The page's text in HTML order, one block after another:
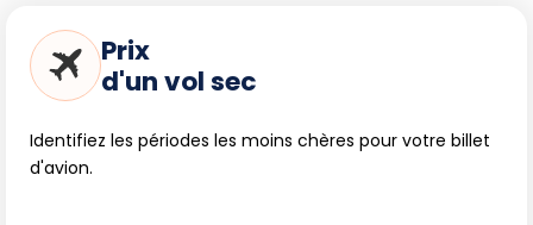
Prix
d'un vol sec
Identifiez les périodes les moins chères pour votre billet
d'avion.